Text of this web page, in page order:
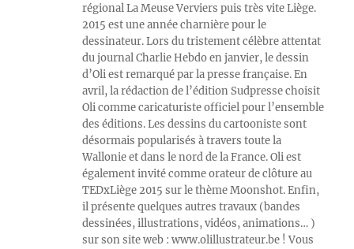
régional La Meuse Verviers puis très vite Liège.
2015 est une année charnière pour le
dessinateur. Lors du tristement célèbre attentat
du journal Charlie Hebdo en janvier, le dessin
d’Oli est remarqué par la presse française. En
avril, la rédaction de l’édition Sudpresse choisit
Oli comme caricaturiste officiel pour l’ensemble
des éditions. Les dessins du cartooniste sont
désormais popularisés à travers toute la
Wallonie et dans le nord de la France. Oli est
également invité comme orateur de clôture au
TEDxLiège 2015 sur le thème Moonshot. Enfin,
il présente quelques autres travaux (bandes
dessinées, illustrations, vidéos, animations… )
sur son site web : www.olillustrateur.be ! Vous